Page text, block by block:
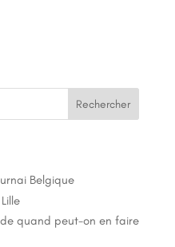
Rechercher
Belgique
quand peut-on en faire